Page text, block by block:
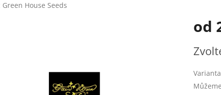
Green House Seeds
od
cena:
Varianta